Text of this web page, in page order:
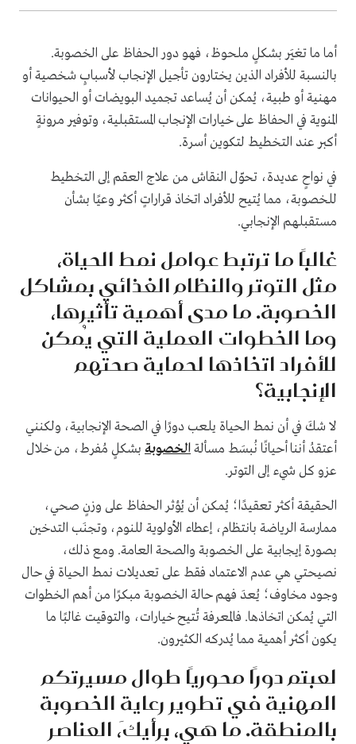
أما ما تغيَر بشكلٍ ملحوظ، فهو دور الحفاظ على الخصوبة.
بالنسبة للأفراد الذين يختارون تأجيل الإنجاب لأسبابٍ شخصية أو
مهنية أو طبية، يُمكن أن يُساعد تجميد البويضات أو الحيوانات
المنوية في الحفاظ على خيارات الإنجاب المستقبلية، وتوفير مرونةٍ
أكبر عند التخطيط لتكوين أسرة.
في نواحٍ عديدة، تحوّل النقاش من علاج العقم إلى التخطيط
للخصوبة، مما يُتيح للأفراد اتخاذ قراراتٍ أكثر وعيًا بشأن
مستقبلهم الإنجابي.
غالبًا ما ترتبط عوامل نمط الحياة،
مثل التوتر والنظام الغذائي بمشاكل
الخصوبة. ما مدى أهمية تأثيرها،
وما الخطوات العملية التي يُمكن
للأفراد اتخاذها لحماية صحتهم
الإنجابية؟
لا شكَ في أن نمط الحياة يلعب دورًا في الصحة الإنجابية، ولكنني
أعتقدُ أننا أحيانًا نُبسَط مسألةالخصوبة بشكلٍ مُفرط، من خلال
عزو كل شيء إلى التوتر.
الحقيقة أكثر تعقيدًا؛ يُمكن أن يُؤثر الحفاظ على وزنٍ صحي،
ممارسة الرياضة بانتظام، إعطاء الأولوية للنوم، وتجنَب التدخين
بصورة إيجابية على الخصوبة والصحة العامة. ومع ذلك،
نصيحتي هي عدم الاعتماد فقط على تعديلات نمط الحياة في حال
وجود مخاوف؛ يُعدَ فهم حالة الخصوبة مبكرًا من أهم الخطوات
التي يُمكن اتخاذها. فالمعرفة تُتيح خيارات، والتوقيت غالبًا ما
يكون أكثر أهمية مما يُدركه الكثيرون.
لعبتم دورًا محوريًا طوال مسيرتكم
المهنية في تطوير رعاية الخصوبة
بالمنطقة. ما هي، برأيكَ، العناصر